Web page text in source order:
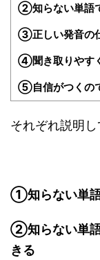
②知らない単語
③正しい発音の
④聞き取りやす
⑤自信がつくの
それぞれ説明し
①知らない単語
②知らない単語
きる